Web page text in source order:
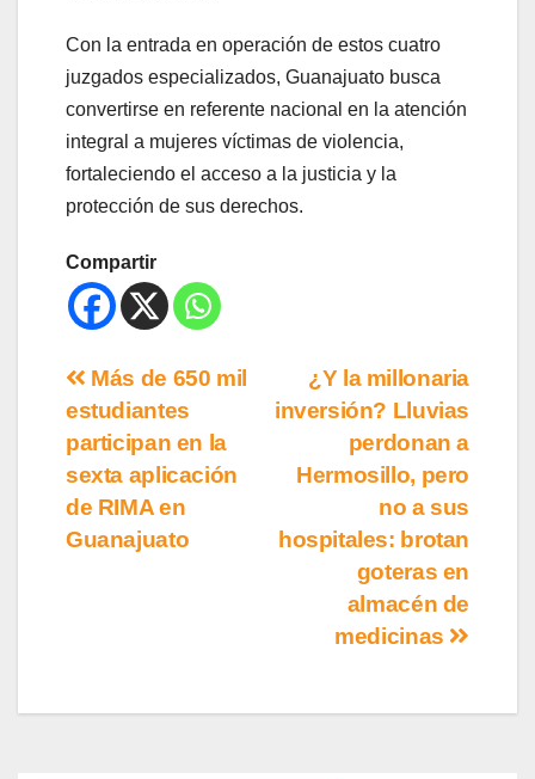
Con la entrada en operación de estos cuatro
juzgados especializados, Guanajuato busca
convertirse en referente nacional en la atención
integral a mujeres víctimas de violencia,
fortaleciendo el acceso a la justicia y la
protección de sus derechos.
Compartir
¿Y la millonaria
inversión? Lluvias
perdonan a
Hermosillo, pero
no a sus
hospitales: brotan
goteras en
almacén de
medicinas
Más de 650 mil
estudiantes
participan en la
sexta aplicación
de RIMA en
Guanajuato